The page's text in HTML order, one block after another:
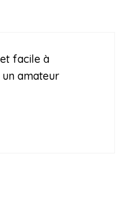
facile à
amateur